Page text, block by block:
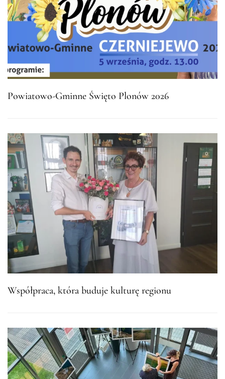
Powiatowo-Gminne Święto Plonów 2026
Współpraca, która buduje kulturę regionu